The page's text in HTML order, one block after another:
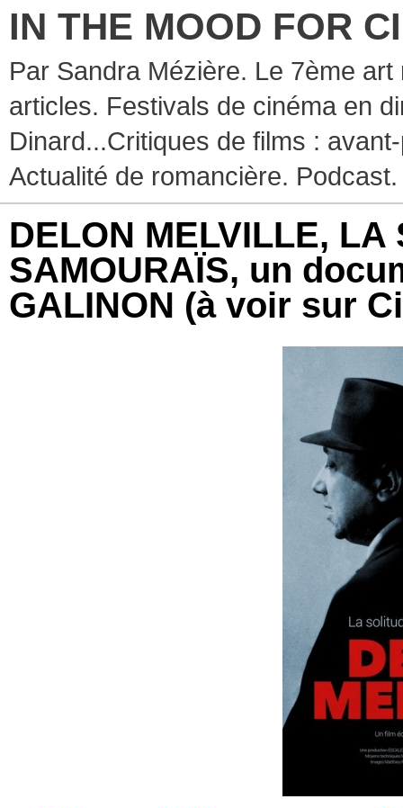
IN THE MOOD FOR
Par Sandra Mézière. Le 7ème
articles. Festivals de cinéma en
Dinard...Critiques de films :
Actualité de romancière. Podcast.
DELON MELVILLE, LA
SAMOURAÏS, un
GALINON (à voir sur